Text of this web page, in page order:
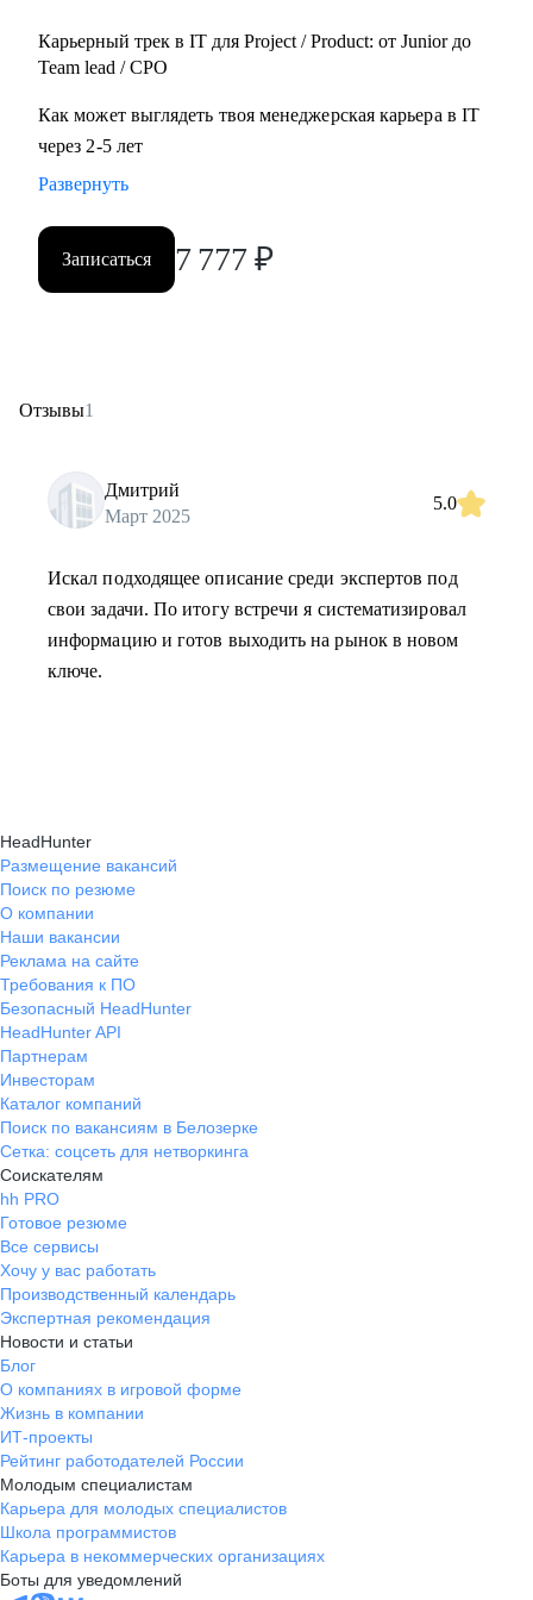
Карьерный трек в IT для Project / Product: от Junior до
Team lead / CPO
Как может выглядеть твоя менеджерская карьера в IT
через 2-5 лет
Развернуть
Записаться 7 777 ₽
Отзывы1
Дмитрий
Март 2025
5.0
Искал подходящее описание среди экспертов под
свои задачи. По итогу встречи я систематизировал
информацию и готов выходить на рынок в новом
ключе.
HeadHunter
Размещение вакансий
Поиск по резюме
О компании
Наши вакансии
Реклама на сайте
Требования к ПО
Безопасный HeadHunter
HeadHunter API
Партнерам
Инвесторам
Каталог компаний
Поиск по вакансиям в Белозерке
Сетка: соцсеть для нетворкинга
Соискателям
hh PRO
Готовое резюме
Все сервисы
Хочу у вас работать
Производственный календарь
Экспертная рекомендация
Новости и статьи
Блог
О компаниях в игровой форме
Жизнь в компании
ИТ-проекты
Рейтинг работодателей России
Молодым специалистам
Карьера для молодых специалистов
Школа программистов
Карьера в некоммерческих организациях
Боты для уведомлений